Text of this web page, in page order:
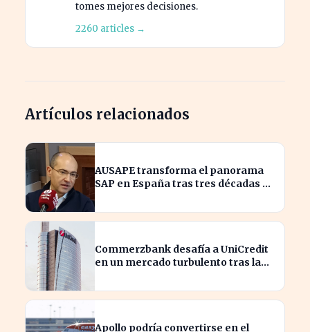
tomes mejores decisiones.
2260 articles →
Artículos relacionados
AUSAPE transforma el panorama
SAP en España tras tres décadas de
Commerzbank desafía a UniCredit
en un mercado turbulento tras la
Apollo podría convertirse en el